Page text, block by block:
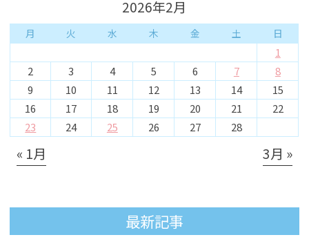
2026年2月
月 火 水 木 金 土 日
1
2
3 4 5 6 7
8
9
10 11 12 13 14
15
16
17 18 19 20 21
22
23
24 25 26 27 28
« 1月 3月 »
最新記事